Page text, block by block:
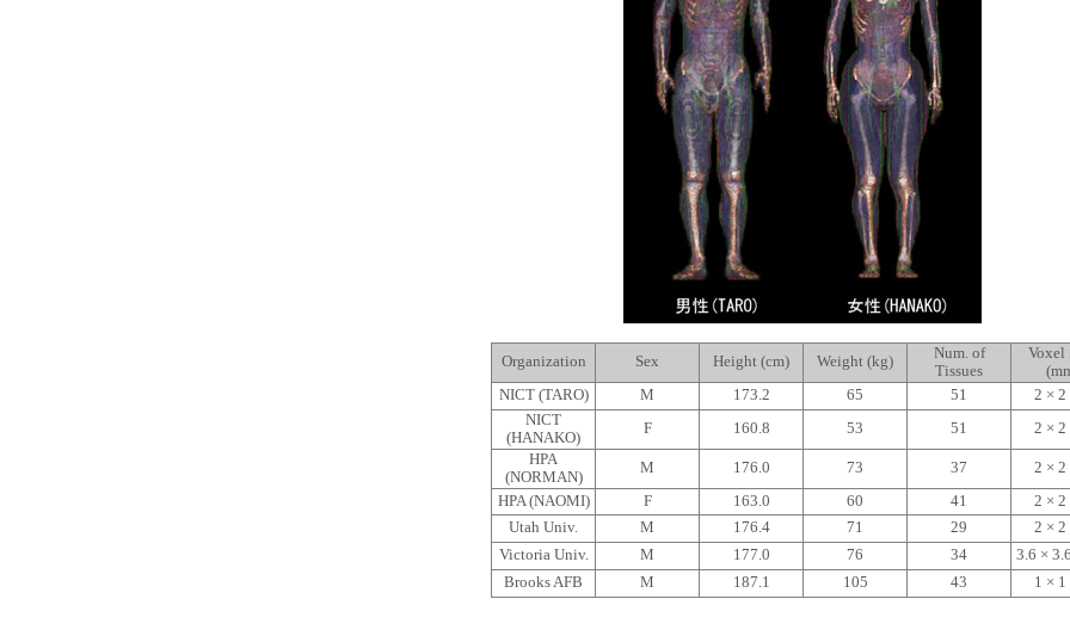
Organization Sex Height (cm) Weight (kg)
Num. of
Tissues
Voxel
NICT (TARO)
M 173.2 65 51
2 × 2
NICT
(HANAKO)
F 160.8 53 51
2 × 2
HPA
(NORMAN)
M 176.0 73 37
2 × 2
HPA (NAOMI)
F 163.0 60 41
2 × 2
Utah Univ.
M 176.4 71 29
2 × 2
Victoria Univ.
M 177.0 76 34
3.6 ×
Brooks AFB
M 187.1 105 43 1 × 1